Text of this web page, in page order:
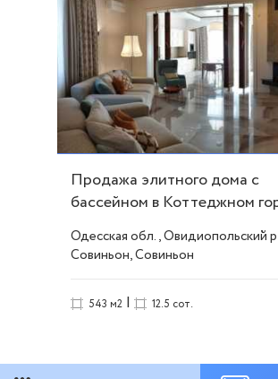
Продажа элитного дома с
бассейном в Коттеджном
Совиньон ID 47540
Одесская обл., Овидиопольский
Совиньон, Совиньон
543 м2 | 12.5 сот.